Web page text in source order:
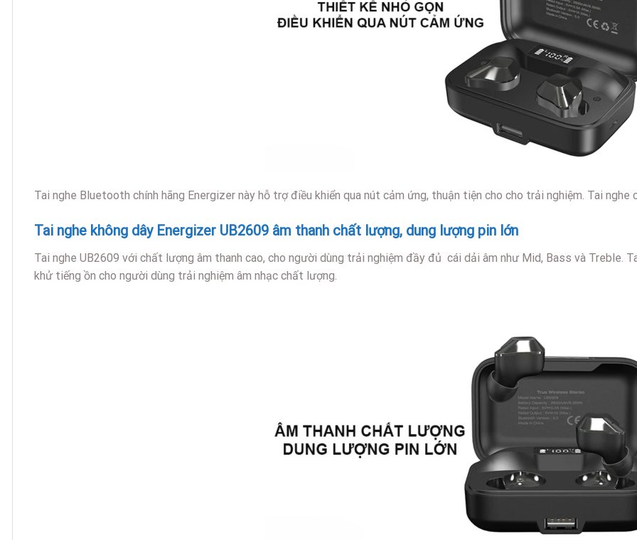
Tai nghe Bluetooth chính hãng Energizer này hỗ trợ điều khiển qua nút cảm ứng, thuận tiện cho cho trải nghiệm. Tai
Tai nghe không dây Energizer UB2609 âm thanh chất lượng, dung lượng pin lớn
Tai nghe UB2609 với chất lượng âm thanh cao, cho người dùng trải nghiệm đầy đủ cái dải âm như Mid, Bass và Treble.
khử tiếng ồn cho người dùng trải nghiệm âm nhạc chất lượng.